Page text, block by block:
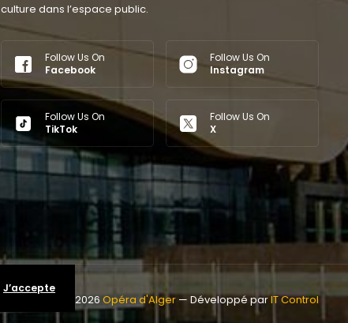
culture dans l’espace public.
Follow Us On
Facebook
Follow Us On
Instagram
Follow Us On
TikTok
Follow Us On
X
Copyright © 2026 Opéra d'Alger — Développé parIT Control
J’accepte